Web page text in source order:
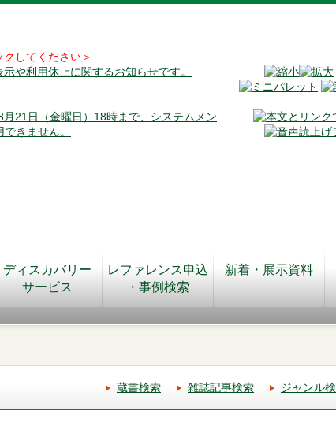
してください＞
や利用休止に関するお知らせです。
21日（金曜日）18時まで、システムメン
きません。
ディスカバリー
サービス
レファレンス申込
・事例検索
新着・展示資料
蔵書検索 雑誌記事検索 ジャンル